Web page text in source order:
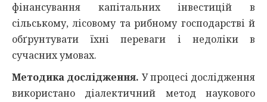
фінансування капітальних інвестицій в
сільському, лісовому та рибному господарстві й
обґрунтувати їхні переваги і недоліки в
сучасних умовах.
Методика дослідження. У процесі дослідження
використано діалектичний метод наукового